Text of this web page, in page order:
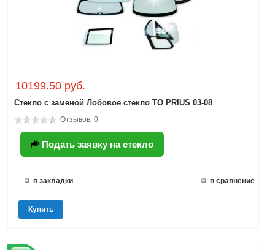
10199.50 руб.
Стекло с заменой Лобовое стекло TO PRIUS 03-08
Отзывов: 0
Подать заявку на стекло
в закладки в сравнение
Купить